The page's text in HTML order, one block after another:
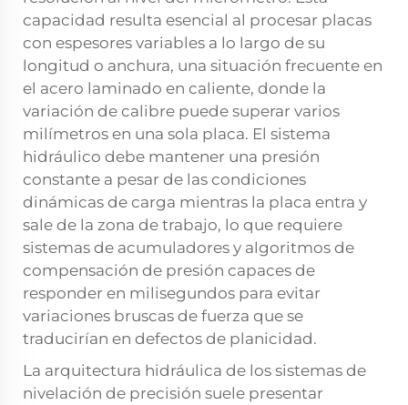
capacidad resulta esencial al procesar placas
con espesores variables a lo largo de su
longitud o anchura, una situación frecuente en
el acero laminado en caliente, donde la
variación de calibre puede superar varios
milímetros en una sola placa. El sistema
hidráulico debe mantener una presión
constante a pesar de las condiciones
dinámicas de carga mientras la placa entra y
sale de la zona de trabajo, lo que requiere
sistemas de acumuladores y algoritmos de
compensación de presión capaces de
responder en milisegundos para evitar
variaciones bruscas de fuerza que se
traducirían en defectos de planicidad.
La arquitectura hidráulica de los sistemas de
nivelación de precisión suele presentar